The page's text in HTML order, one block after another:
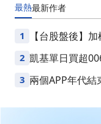
最熱最新作者
1 【台股盤後】
2 凱基單日買超
現，台股是否醞
3 兩個APP年代結